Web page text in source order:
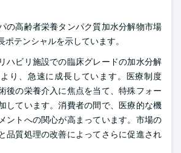
の高齢者栄養タンパク質加水分解物市場
ポテンシャルを示しています。
ハビリ施設での臨床グレードの加水分解
り、急速に成長しています。医療制度
後の栄養介入に焦点を当て、特殊フォー
しています。消費者の間で、医療的な機
ントへの関心が高まっています。市場の
品質処理の改善によってさらに促進され